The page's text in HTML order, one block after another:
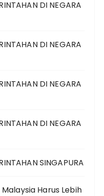
DI NEGARA
DI NEGARA
DI NEGARA
DI NEGARA
SINGAPURA
Harus Lebih